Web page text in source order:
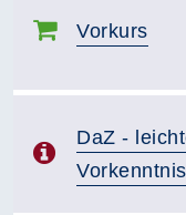
Vorkurs
DaZ -